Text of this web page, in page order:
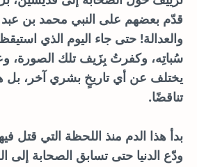
قدّم بعضهم على النبي محمد بن
والعدالة! حتى جاء اليوم الذي
سُباتِه، وكفرتُ بِزَيف تلك الصورة،
يختلف عن أي تاريخٍ بشري آخر، بل
تناقضًا.
بدأ هذا الدم منذ اللحظة التي قتل
ودّع الدنيا حتى تسابق الصحابة إلى